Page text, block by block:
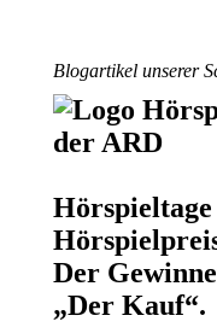
Blogartikel unserer
Der
„Der Kauf“.